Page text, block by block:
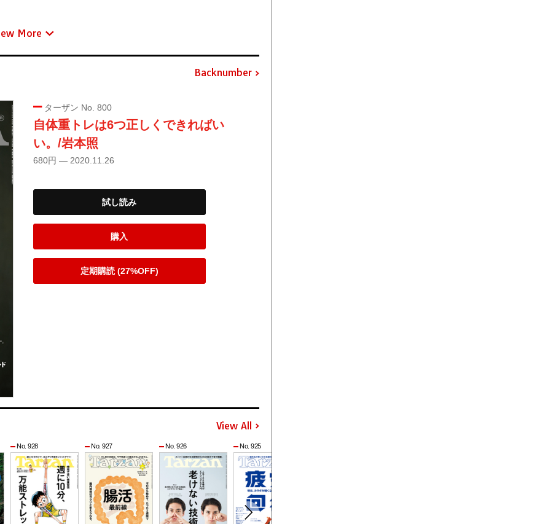
More
Backnumber
ターザン No. 800
自体重トレは6つ正しくできればい
い。/岩本照
680円 — 2020.11.26
試し読み
購入
定期購読 (27%OFF)
View All
No. 928 No. 927 No. 926 No. 925